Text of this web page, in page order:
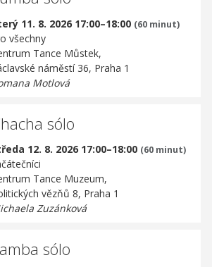
11. 8. 2026 17:00–18:00 (60 minut)
všechny
Tance Můstek,
náměstí 36, Praha 1
Motlová
sólo
12. 8. 2026 17:00–18:00 (60 minut)
Tance Muzeum,
vězňů 8, Praha 1
Zuzánková
sólo